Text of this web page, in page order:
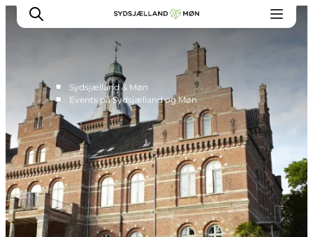
Oplev
Byer og steder
Events
Spis
Overnat
Planlæg din tur
■
Sydsjælland & Møn
■
Events på Sydsjælland og Møn